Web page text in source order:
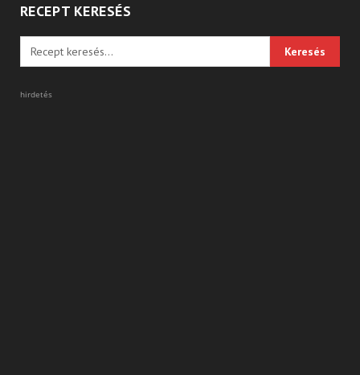
RECEPT KERESÉS
hirdetés